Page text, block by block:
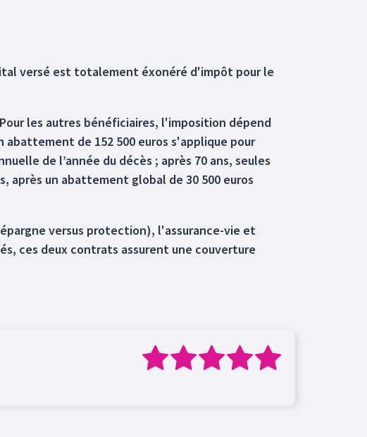
versé est totalement éxonéré d'impôt pour le
les autres bénéficiaires, l'imposition dépend
abattement de 152 500 euros s'applique pour
de l’année du décès ; après 70 ans, seules
après un abattement global de 30 500 euros
versus protection), l'assurance-vie et
ces deux contrats assurent une couverture